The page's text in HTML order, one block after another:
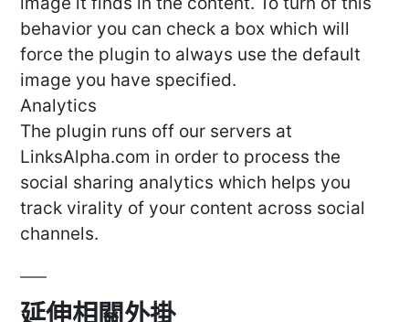
behavior you can check a box which will
force the plugin to always use the default
image you have specified.
Analytics
The plugin runs off our servers at
LinksAlpha.com in order to process the
social sharing analytics which helps you
track virality of your content across social
channels.
延伸相關外掛